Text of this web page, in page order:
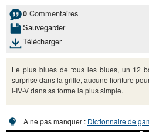
0 Commentaires
Sauvegarder
Télécharger
Le plus blues de tous les blues, un 12
surprise dans la grille, aucune fioriture
I-IV-V dans sa forme la plus simple.
A ne pas manquer : Dictionnaire de